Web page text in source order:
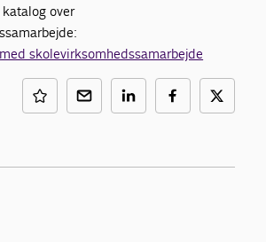
katalog over
skolevirksomhedssamarbejde